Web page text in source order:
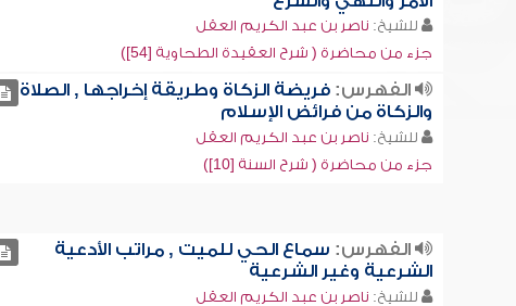
للشيخ: ناصر بن عبد الكريم العقل
جزء من محاضرة ( شرح العقيدة الطحاوية [54])
الفهرس:فريضة الزكاة وطريقة إخراجها , الصلاة
والزكاة من فرائض الإسلام
للشيخ: ناصر بن عبد الكريم العقل
جزء من محاضرة ( شرح السنة [10])
الفهرس: سماع الحي للميت , مراتب الأدعية
الشرعية وغير الشرعية
للشيخ: ناصر بن عبد الكريم العقل